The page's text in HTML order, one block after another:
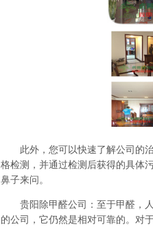
此外，您可以快速了解公司的治
格检测，并通过检测后获得的具体
鼻子来问。
贵阳除甲醛公司
：至于甲醛，
的公司，它仍然是相对可靠的。对